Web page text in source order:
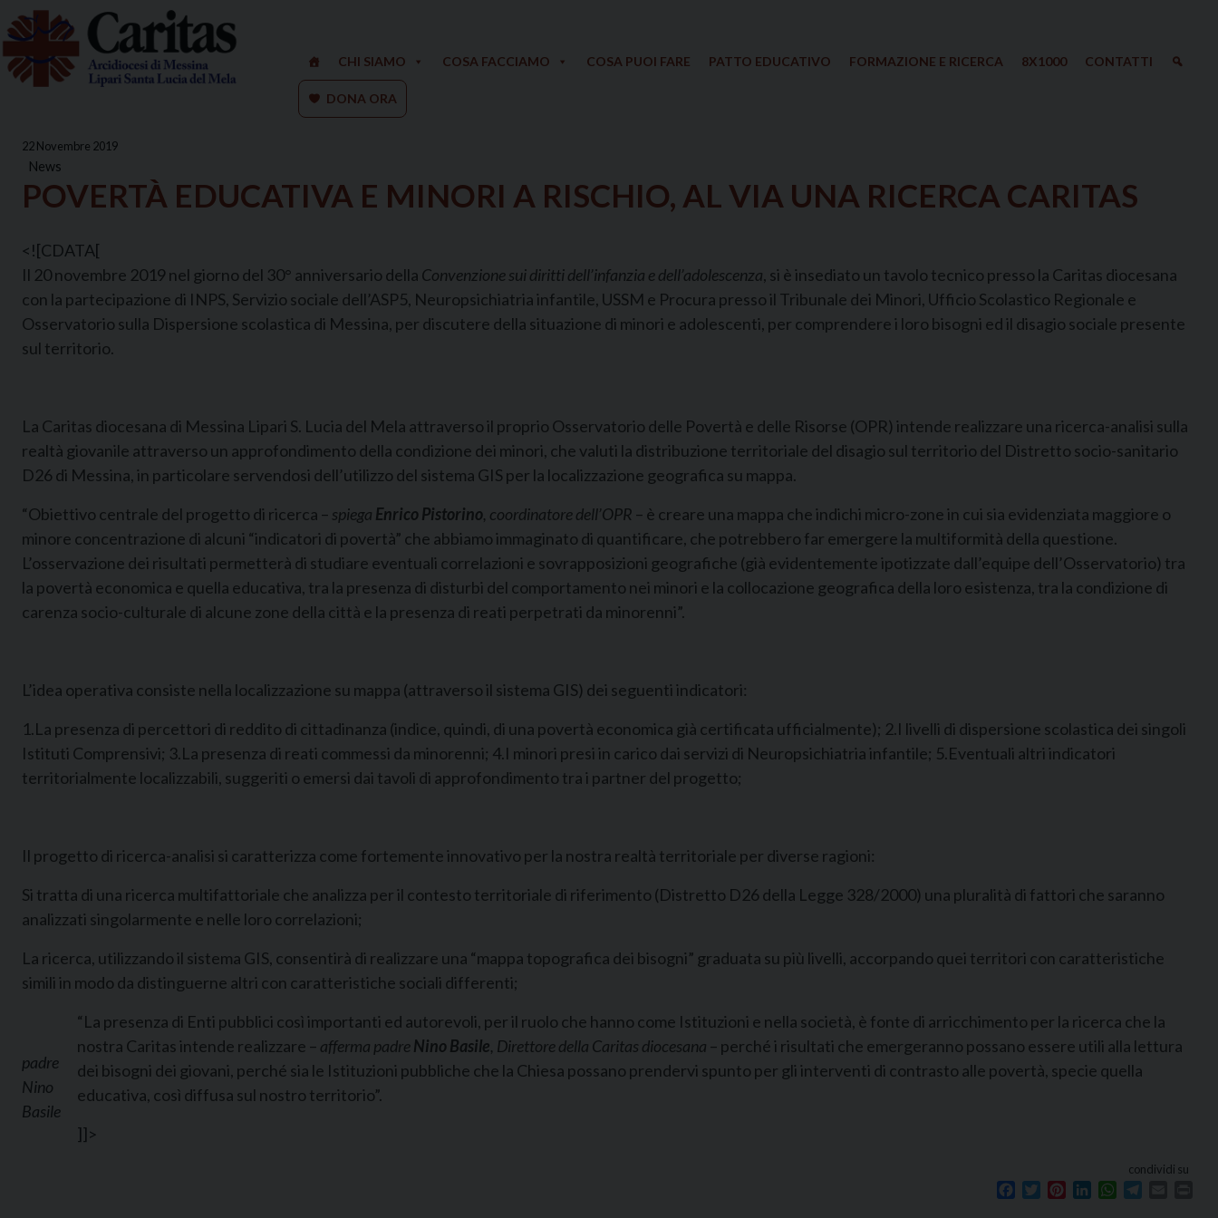
Skip
to
content
CHI SIAMO COSA FACCIAMO COSA PUOI FARE PATTO EDUCATIVO FORMAZIONE E RICERCA 8X1000 CONTATTI
DONA ORA
22 Novembre 2019
News
POVERTÀ EDUCATIVA E MINORI A RISCHIO, AL VIA UNA RICERCA CARITAS
<![CDATA[
Il 20 novembre 2019 nel giorno del 30° anniversario della Convenzione sui diritti dell’infanzia e dell’adolescenza, si è insediato un tavolo tecnico presso la Caritas diocesana
con la partecipazione di INPS, Servizio sociale dell’ASP5, Neuropsichiatria infantile, USSM e Procura presso il Tribunale dei Minori, Ufficio Scolastico Regionale e
Osservatorio sulla Dispersione scolastica di Messina, per discutere della situazione di minori e adolescenti, per comprendere i loro bisogni ed il disagio sociale presente
sul territorio.
La Caritas diocesana di Messina Lipari S. Lucia del Mela attraverso il proprio Osservatorio delle Povertà e delle Risorse (OPR) intende realizzare una ricerca-analisi sulla
realtà giovanile attraverso un approfondimento della condizione dei minori, che valuti la distribuzione territoriale del disagio sul territorio del Distretto socio-sanitario
D26 di Messina, in particolare servendosi dell’utilizzo del sistema GIS per la localizzazione geografica su mappa.
“Obiettivo centrale del progetto di ricerca – spiega Enrico Pistorino, coordinatore dell’OPR – è creare una mappa che indichi micro-zone in cui sia evidenziata maggiore o
minore concentrazione di alcuni “indicatori di povertà” che abbiamo immaginato di quantificare, che potrebbero far emergere la multiformità della questione.
L’osservazione dei risultati permetterà di studiare eventuali correlazioni e sovrapposizioni geografiche (già evidentemente ipotizzate dall’equipe dell’Osservatorio) tra
la povertà economica e quella educativa, tra la presenza di disturbi del comportamento nei minori e la collocazione geografica della loro esistenza, tra la condizione di
carenza socio-culturale di alcune zone della città e la presenza di reati perpetrati da minorenni”.
L’idea operativa consiste nella localizzazione su mappa (attraverso il sistema GIS) dei seguenti indicatori:
1.La presenza di percettori di reddito di cittadinanza (indice, quindi, di una povertà economica già certificata ufficialmente); 2.I livelli di dispersione scolastica dei singoli
Istituti Comprensivi; 3.La presenza di reati commessi da minorenni; 4.I minori presi in carico dai servizi di Neuropsichiatria infantile; 5.Eventuali altri indicatori
territorialmente localizzabili, suggeriti o emersi dai tavoli di approfondimento tra i partner del progetto;
Il progetto di ricerca-analisi si caratterizza come fortemente innovativo per la nostra realtà territoriale per diverse ragioni:
Si tratta di una ricerca multifattoriale che analizza per il contesto territoriale di riferimento (Distretto D26 della Legge 328/2000) una pluralità di fattori che saranno
analizzati singolarmente e nelle loro correlazioni;
La ricerca, utilizzando il sistema GIS, consentirà di realizzare una “mappa topografica dei bisogni” graduata su più livelli, accorpando quei territori con caratteristiche
simili in modo da distinguerne altri con caratteristiche sociali differenti;
padre
Nino
Basile
“La presenza di Enti pubblici così importanti ed autorevoli, per il ruolo che hanno come Istituzioni e nella società, è fonte di arricchimento per la ricerca che la
nostra Caritas intende realizzare – afferma padreNino Basile, Direttore della Caritas diocesana – perché i risultati che emergeranno possano essere utili alla lettura
dei bisogni dei giovani, perché sia le Istituzioni pubbliche che la Chiesa possano prendervi spunto per gli interventi di contrasto alle povertà, specie quella
educativa, così diffusa sul nostro territorio”.
]]>
condividi su
Facebook
TwitterPinterestLinkedInWhatsApp